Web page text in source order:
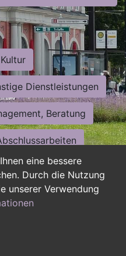
eine bessere
Durch die Nutzung
unserer Verwendung
Dienstleistungen
Beratung
Sekretariat
Ausbildung